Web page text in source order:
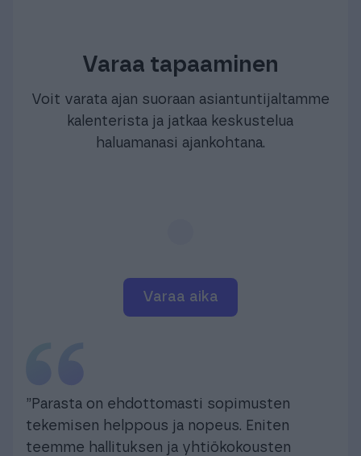
Varaa tapaaminen
Voit varata ajan suoraan asiantuntijaltamme
kalenterista ja jatkaa keskustelua
haluamanasi ajankohtana.
varaa aika
”Parasta on ehdottomasti sopimusten
tekemisen helppous ja nopeus. Eniten
teemme hallituksen ja yhtiökokousten